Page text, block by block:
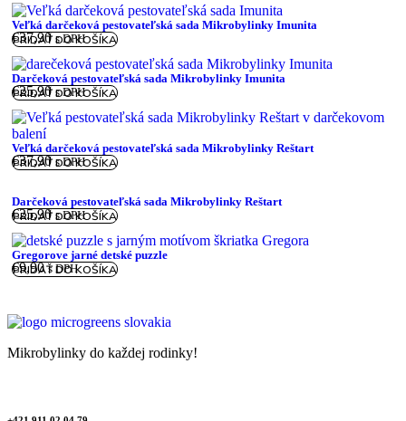
Veľká darčeková pestovateľská sada Mikrobylinky Imunita
€37,90 s DPH
PRIDAŤ DO KOŠÍKA
Darčeková pestovateľská sada Mikrobylinky Imunita
€25,90 s DPH
PRIDAŤ DO KOŠÍKA
Veľká darčeková pestovateľská sada Mikrobylinky Reštart
€37,90 s DPH
PRIDAŤ DO KOŠÍKA
Darčeková pestovateľská sada Mikrobylinky Reštart
€25,90 s DPH
PRIDAŤ DO KOŠÍKA
Gregorove jarné detské puzzle
€9,90 s DPH
PRIDAŤ DO KOŠÍKA
Mikrobylinky do každej rodinky!